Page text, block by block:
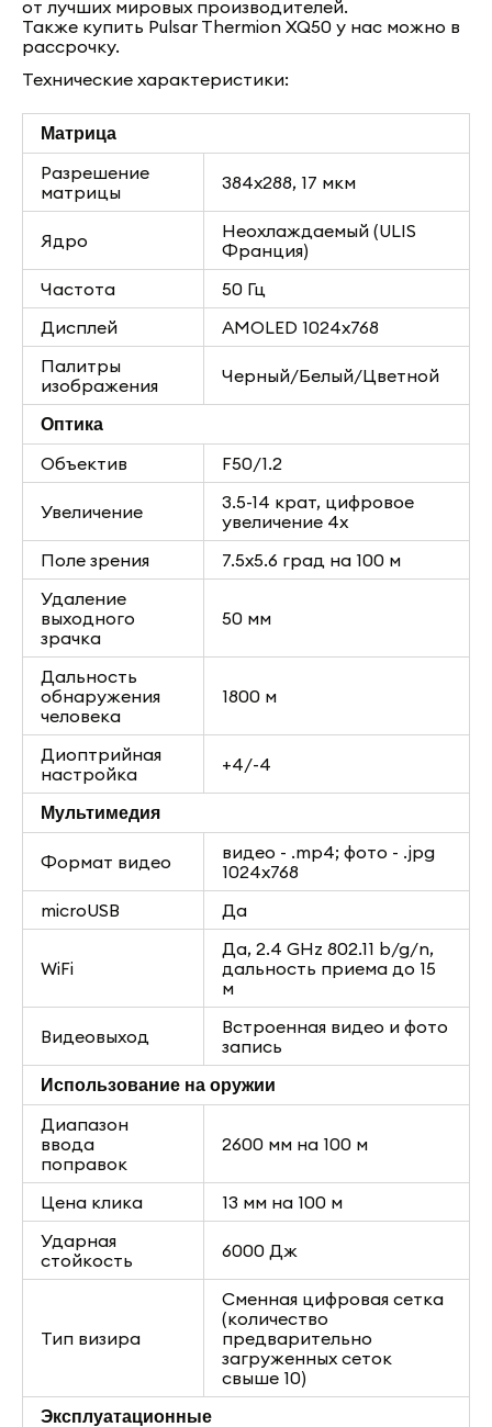
от лучших мировых производителей.
Также купить Pulsar Thermion XQ50 у нас можно в
рассрочку.
Технические характеристики:
Матрица
Разрешение
матрицы
384x288, 17 мкм
Ядро
Неохлаждаемый (ULIS
Франция)
Частота
50 Гц
Дисплей
AMOLED 1024x768
Палитры
изображения
Черный/Белый/Цветной
Оптика
Объектив F50/1.2
Увеличение
3.5-14 крат, цифровое
увеличение 4х
Поле зрения
7.5x5.6 град на 100 м
Удаление
выходного
зрачка
50 мм
Дальность
обнаружения
человека
1800 м
Диоптрийная
настройка
+4/-4
Мультимедия
Формат видео
видео - .mp4; фото - .jpg
1024x768
microUSB
Да
WiFi
Да, 2.4 GHz 802.11 b/g/n,
дальность приема до 15
м
Видеовыход
Встроенная видео и фото
запись
Использование на оружии
Диапазон
ввода
поправок
2600 мм на 100 м
Цена клика
13 мм на 100 м
Ударная
стойкость
6000 Дж
Тип визира
Сменная цифровая сетка
(количество
предварительно
загруженных сеток
свыше 10)
Эксплуатационные